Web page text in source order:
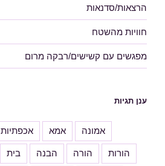
הרצאות/סדנאות
חוויות מהשטח
מפגשים עם קשישים/רבקה מרום
ענן תגיות
אכפתיות אמא אמונה
בית הבנה הורה הורות